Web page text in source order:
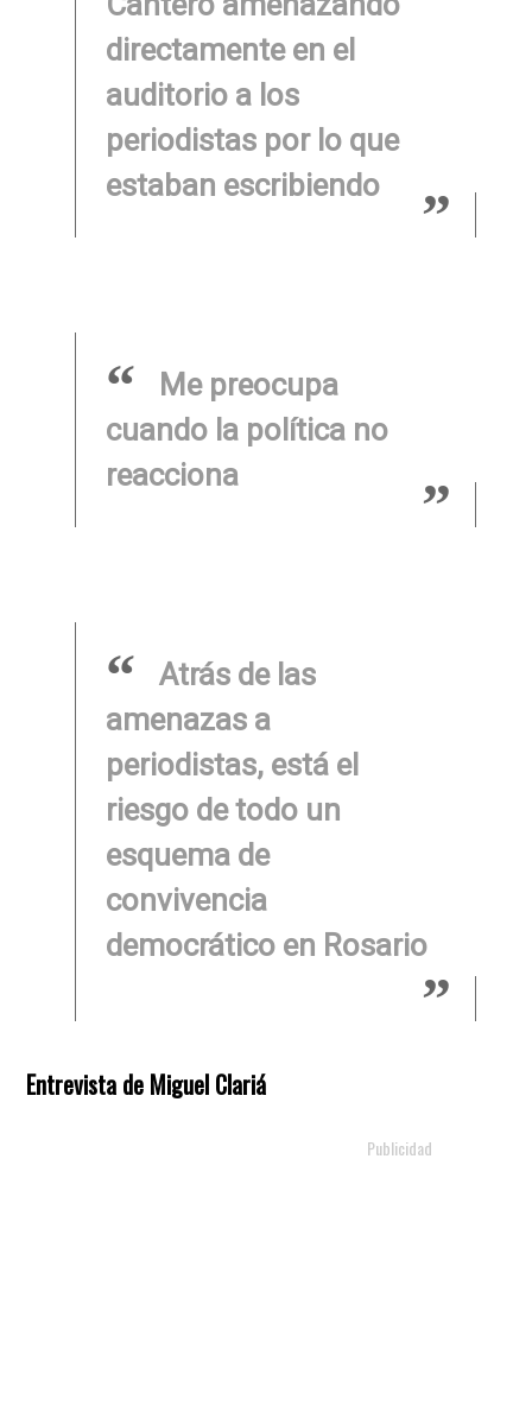
directamente en el
auditorio a los
periodistas por lo que
estaban escribiendo
Me preocupa
cuando la política no
reacciona
Atrás de las
amenazas a
periodistas, está el
riesgo de todo un
esquema de
convivencia
democrático en Rosario
Entrevista de Miguel Clariá